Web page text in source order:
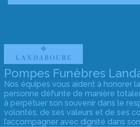
Pompes Funèbres
Nos équipes vous aident à honorer
personne défunte de manière
à perpétuer son souvenir dans le
volontés, de ses valeurs et de ses
l’accompagner avec dignité dans